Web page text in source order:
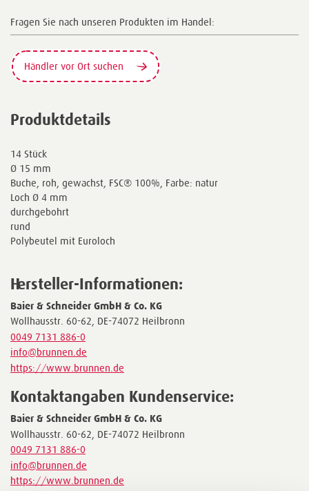
Fragen Sie nach unseren Produkten im Handel:
Händler vor Ort suchen
Produktdetails
14 Stück
Ø 15 mm
Buche, roh, gewachst, FSC® 100%, Farbe: natur
Loch Ø 4 mm
durchgebohrt
rund
Polybeutel mit Euroloch
Hersteller-Informationen:
Baier & Schneider GmbH & Co. KG
Wollhausstr. 60-62, DE-74072 Heilbronn
0049 7131 886-0
info@brunnen.de
https://www.brunnen.de
Kontaktangaben Kundenservice:
Baier & Schneider GmbH & Co. KG
Wollhausstr. 60-62, DE-74072 Heilbronn
0049 7131 886-0
info@brunnen.de
https://www.brunnen.de